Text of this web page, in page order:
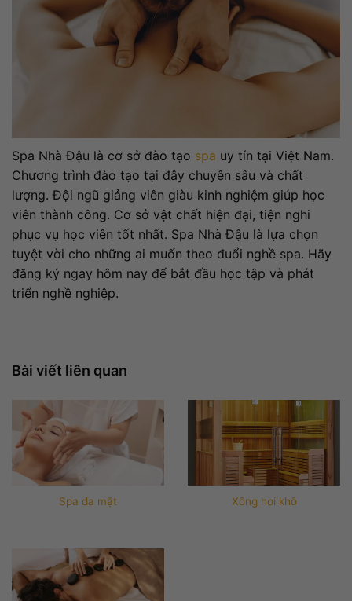
Spa Nhà Đậu là cơ sở đào tạo spa uy tín tại Việt Nam.
Chương trình đào tạo tại đây chuyên sâu và chất
lượng. Đội ngũ giảng viên giàu kinh nghiệm giúp học
viên thành công. Cơ sở vật chất hiện đại, tiện nghi
phục vụ học viên tốt nhất. Spa Nhà Đậu là lựa chọn
tuyệt vời cho những ai muốn theo đuổi nghề spa. Hãy
đăng ký ngay hôm nay để bắt đầu học tập và phát
triển nghề nghiệp.
Bài viết liên quan
Spa da mặt Xông hơi khô